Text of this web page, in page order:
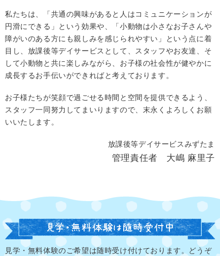
私たちは、「共通の興味があると人はコミュニケーションが
円滑にできる」という効果や、「小動物は小さなお子さんや
障がいのある方にも親しみを感じられやすい」という点に着
目し、放課後等デイサービスとして、スタッフやお友達、そ
して小動物と共に楽しみながら、お子様の社会性が健やかに
成長するお手伝いができればと考えております。
お子様たちが笑顔で過ごせる時間と空間を提供できるよう、
スタッフ一同努力してまいりますので、末永くよろしくお願
いいたします。
放課後等デイサービスみずたま
管理責任者 大嶋 麻里子
見学・無料体験のご希望は随時受け付けております。どうぞ